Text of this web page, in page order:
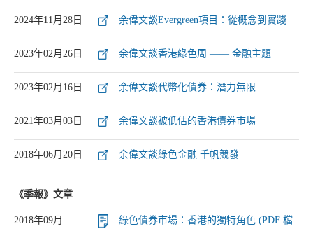
2024年11月28日 余偉文談Evergreen項目：從概念到實踐
2023年02月26日 余偉文談香港綠色周 —— 金融主題
2023年02月16日 余偉文談代幣化債券：潛力無限
2021年03月03日 余偉文談被低估的香港債券市場
2018年06月20日 余偉文談綠色金融 千帆競發
《季報》文章
2018年09月
綠色債券市場：香港的獨特角色 (PDF 檔